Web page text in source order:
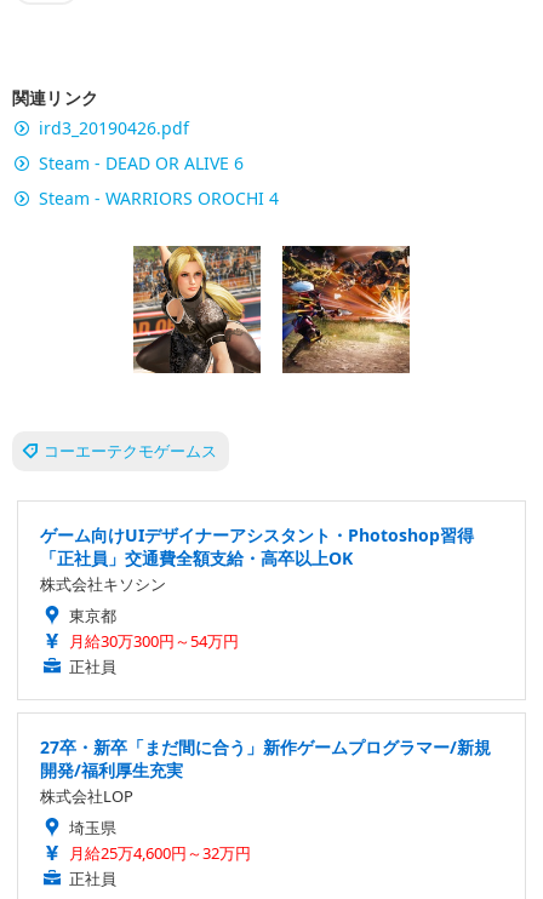
関連リンク
ird3_20190426.pdf
Steam - DEAD OR ALIVE 6
Steam - WARRIORS OROCHI 4
コーエーテクモゲームス
ゲーム向けUIデザイナーアシスタント・Photoshop習得
「正社員」交通費全額支給・高卒以上OK
株式会社キソシン
東京都
月給30万300円～54万円
正社員
27卒・新卒「まだ間に合う」新作ゲームプログラマー/新規
開発/福利厚生充実
株式会社LOP
埼玉県
月給25万4,600円～32万円
正社員